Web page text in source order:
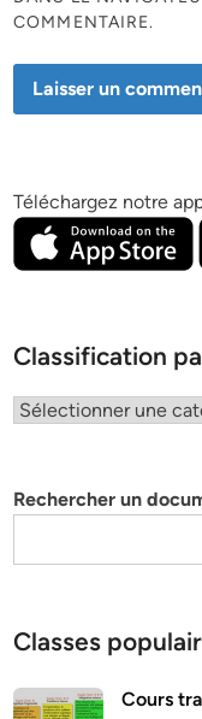
COMMENTAIRE.
Téléchargez notre
Classification
Classification
Rechercher un
Classes
Cours